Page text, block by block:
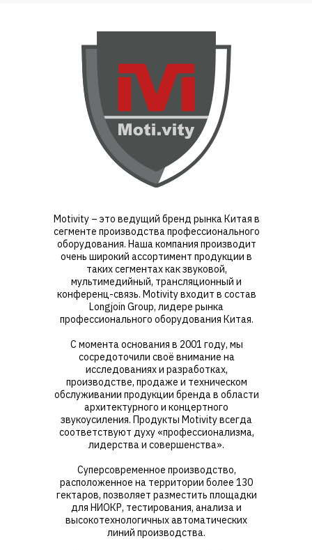
Motivity – это ведущий бренд рынка Китая в
сегменте производства профессионального
оборудования. Наша компания производит
очень широкий ассортимент продукции в
таких сегментах как звуковой,
мультимедийный, трансляционный и
конференц-связь. Motivity входит в состав
Longjoin Group, лидере рынка
профессионального оборудования Китая.
С момента основания в 2001 году, мы
сосредоточили своё внимание на
исследованиях и разработках,
производстве, продаже и техническом
обслуживании продукции бренда в области
архитектурного и концертного
звукоусиления. Продукты Motivity всегда
соответствуют духу «профессионализма,
лидерства и совершенства».
Суперсовременное производство,
расположенное на территории более 130
гектаров, позволяет разместить площадки
для НИОКР, тестирования, анализа и
высокотехнологичных автоматических
линий производства.